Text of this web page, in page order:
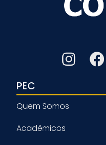
PEC
Quem Somos
Acadêmicos